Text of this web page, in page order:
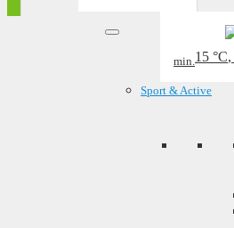
min.15 °C,
Sport & Active